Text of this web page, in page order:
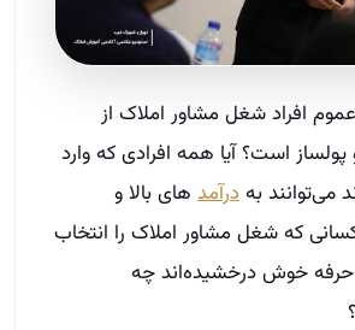
افراد شغل مشاور املاک از
است؟ آیا همه افرادی که وارد
می‌توانند بهدرآمد های بالا و
که شغل مشاور املاک را انتخاب
حرفه خوش درخشیده‌اند چه